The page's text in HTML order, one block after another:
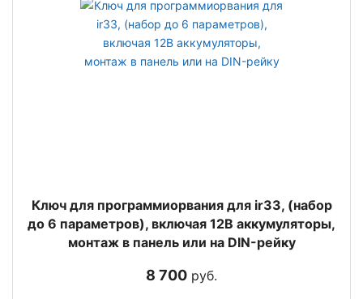
Ключ для программиорвания для ir33, (набор
до 6 параметров), включая 12В аккумуляторы,
монтаж в панель или на DIN-рейку
8 700 руб.